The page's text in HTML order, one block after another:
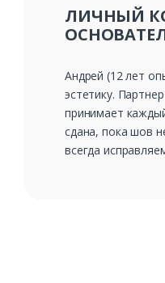
ЛИЧНЫЙ
Андрей (12 лет
эстетику.
принимает
сдана, пока шов
всегда